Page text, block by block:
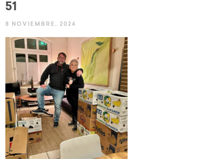
51
8 NOVIEMBRE, 2024